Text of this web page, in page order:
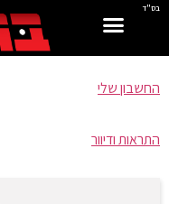
בס"ד
החשבון שלי
התראות ודיוור